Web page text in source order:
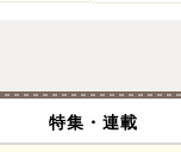
特集・連載